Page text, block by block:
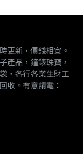
更新，價錢相宜。
產品，鐘錶珠寶，
，各行各業生財工
收。有意請電：